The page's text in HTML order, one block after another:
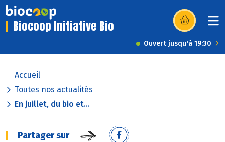
Biocoop Initiative Bio (s’ouvre dans
Ouvert jusqu'à 19:30
Accueil
Toutes nos actualités
En juillet, du bio et...
Partager sur